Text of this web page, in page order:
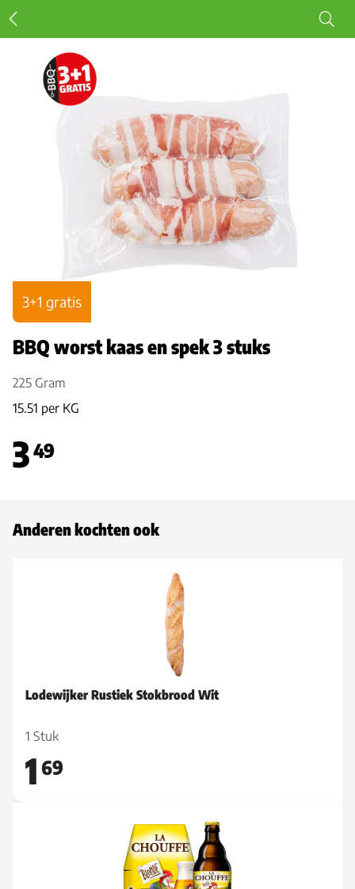
3+1 gratis
BBQ worst kaas en spek 3 stuks
225 Gram
15.51 per KG
349
Anderen kochten ook
Lodewijker Rustiek Stokbrood Wit
1 Stuk
1 69